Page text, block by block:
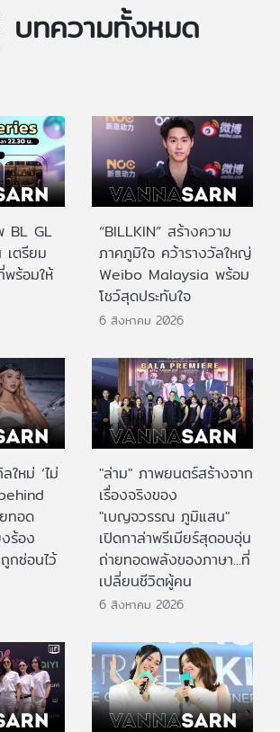
บทความทั้งหมด
BL GL
เตรียม
ร้อมให้
“BILLKIN” สร้างความ
ภาคภูมิใจ คว้ารางวัลใหญ่
Weibo Malaysia พร้อม
โชว์สุดประทับใจ
6 สิงหาคม 2026
ใหม่ ‘ไม่
ทอด
ร้อง
กซ่อนไว้
"ล่าม" ภาพยนตร์สร้างจาก
เรื่องจริงของ
"เบญจวรรณ ภูมิแสน"
เปิดกาล่าพรีเมียร์สุดอบอุ่น
ถ่ายทอดพลังของภาษา...ที่
เปลี่ยนชีวิตผู้คน
6 สิงหาคม 2026